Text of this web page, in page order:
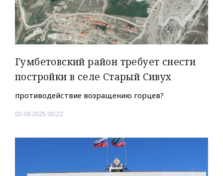
Гумбетовский район требует снести
постройки в селе Старый Сивух
противодействие возращению горцев?
03.09.2025 00:22